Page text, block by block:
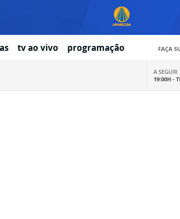
tv ao vivo programação FAÇA
A SEGUIR
19:00H -